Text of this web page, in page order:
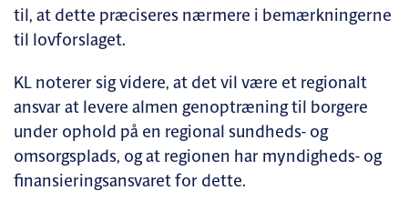
til, at dette præciseres nærmere i bemærkningerne
til lovforslaget.
KL noterer sig videre, at det vil være et regionalt
ansvar at levere almen genoptræning til borgere
under ophold på en regional sundheds- og
omsorgsplads, og at regionen har myndigheds- og
finansieringsansvaret for dette.